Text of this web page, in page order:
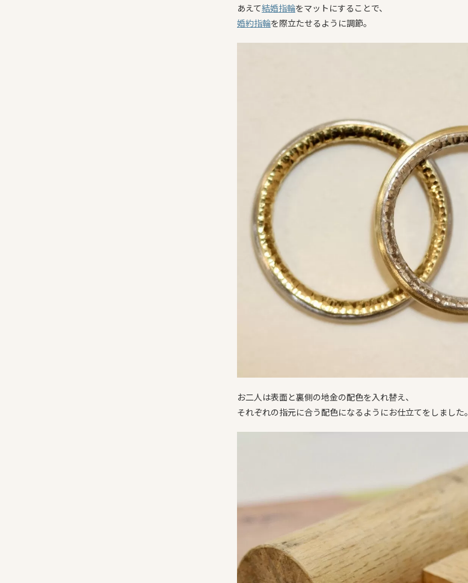
あえて結婚指輪をマットにすることで、
婚約指輪を際立たせるように調節。
お二人は表面と裏側の地金の配色を入れ替え、
それぞれの指元に合う配色になるようにお仕立てをしました。